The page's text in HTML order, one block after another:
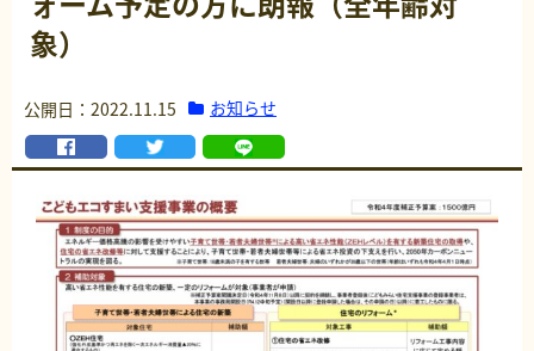
象）
公開日：2022.11.15 お知らせ